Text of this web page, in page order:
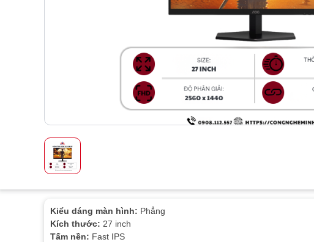
Kiểu dáng màn hình: Phẳng
Kích thước: 27 inch
Tấm nền: Fast IPS